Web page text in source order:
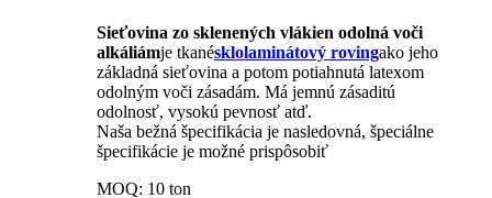
Sieťovina zo sklenených vlákien odolná voči
alkáliámje tkanésklolaminátový rovingako jeho
základná sieťovina a potom potiahnutá latexom
odolným voči zásadám. Má jemnú zásaditú
odolnosť, vysokú pevnosť atď.
Naša bežná špecifikácia je nasledovná, špeciálne
špecifikácie je možné prispôsobiť
MOQ: 10 ton